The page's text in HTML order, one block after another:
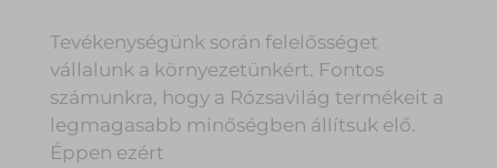
Tevékenységünk során felelősséget
vállalunk a környezetünkért. Fontos
számunkra, hogy a Rózsavilág termékeit a
legmagasabb minőségben állítsuk elő.
Éppen ezért